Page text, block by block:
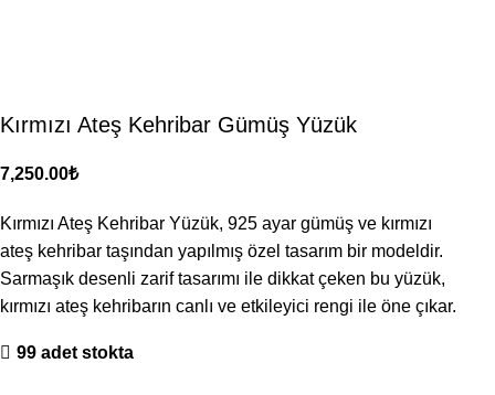
Kırmızı Ateş Kehribar Gümüş Yüzük
₺
Kırmızı Ateş Kehribar Yüzük, 925 ayar gümüş ve kırmızı
ateş kehribar taşından yapılmış özel tasarım bir modeldir.
Sarmaşık desenli zarif tasarımı ile dikkat çeken bu yüzük,
kırmızı ateş kehribarın canlı ve etkileyici rengi ile öne çıkar.
99 adet stokta